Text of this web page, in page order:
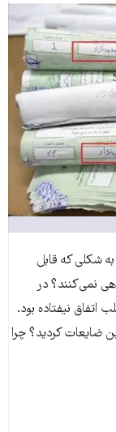
شکلى که قابل
نمی‌کنند؟ در
نیفتاده بود.
ضایعات کردید؟ چرا